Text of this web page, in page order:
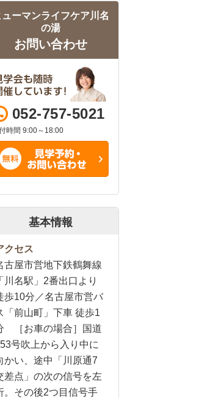
ューマンライフケア川名
の湯
お問い合わせ
052-757-5021
時間 9:00～18:00
基本情報
クセス
古屋市営地下鉄鶴舞線
「川名駅」2番出口より
歩10分／名古屋市営バ
「前山町」下車 徒歩1
［お車の場合］国道
号吹上から入り中に
かい、途中「川原通7
差点」の次の信号を左
。その後2つ目信号手